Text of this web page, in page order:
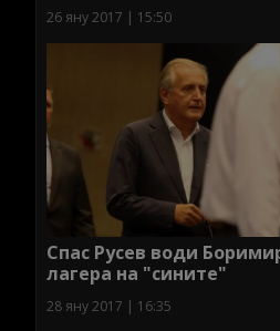
26 яну 2017 | 15:50
Спас Русев води
лагера на "сините"
28 яну 2017 | 16:35